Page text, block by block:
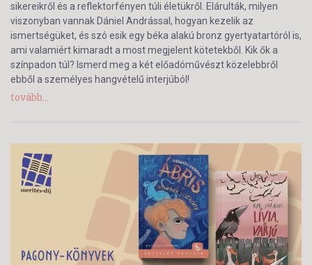
sikereikről és a reflektorfényen túli életükről. Elárulták, milyen
viszonyban vannak Dániel Andrással, hogyan kezelik az
ismertségüket, és szó esik egy béka alakú bronz gyertyatartóról is,
ami valamiért kimaradt a most megjelent kötetekből. Kik ők a
színpadon túl? Ismerd meg a két előadóművészt közelebbről
ebből a személyes hangvételű interjúból!
tovább...